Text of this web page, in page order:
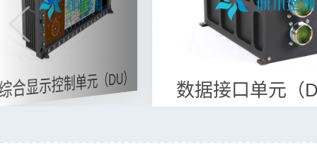
合显示控制单元（DU） 数据接口单元（